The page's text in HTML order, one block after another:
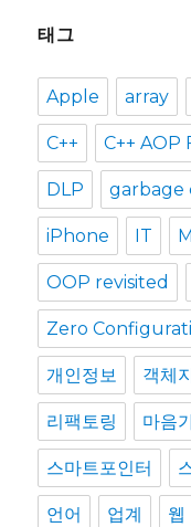
태그
Apple array
C++ C++ AOP
DLP garbage
iPhone IT
OOP revisited
Zero
개인정보 객체
리팩토링 마음
스마트포인터
언어 업계 웹